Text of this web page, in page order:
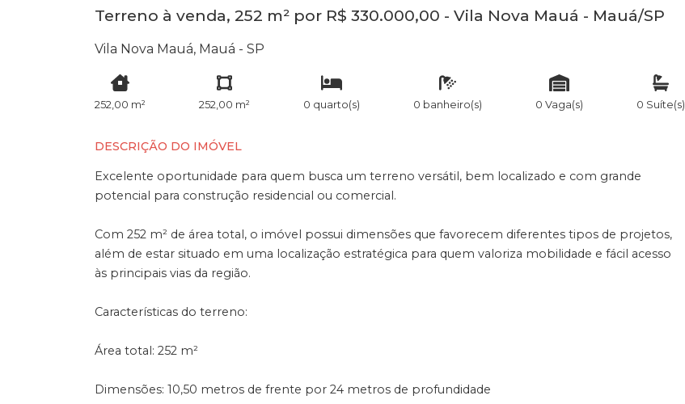
Terreno à venda, 252 m² por R$ 330.000,00 - Vila Nova Mauá - Mauá/SP
Vila Nova Mauá, Mauá - SP
252,00 m² 252,00 m² 0 quarto(s) 0 banheiro(s) 0 Vaga(s) 0 Suíte(s)
DESCRIÇÃO DO IMÓVEL
Excelente oportunidade para quem busca um terreno versátil, bem localizado e com grande
potencial para construção residencial ou comercial.
Com 252 m² de área total, o imóvel possui dimensões que favorecem diferentes tipos de projetos,
além de estar situado em uma localização estratégica para quem valoriza mobilidade e fácil acesso
às principais vias da região.
Características do terreno:
Área total: 252 m²
Dimensões: 10,50 metros de frente por 24 metros de profundidade